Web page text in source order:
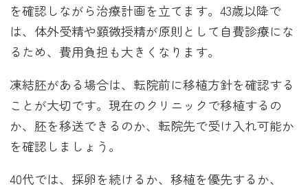
を確認しながら治療計画を立てます。43歳以降で
は、体外受精や顕微授精が原則として自費診療にな
るため、費用負担も大きくなります。
凍結胚がある場合は、転院前に移植方針を確認する
ことが大切です。現在のクリニックで移植するの
か、胚を移送できるのか、転院先で受け入れ可能か
を確認しましょう。
40代では、採卵を続けるか、移植を優先するか、